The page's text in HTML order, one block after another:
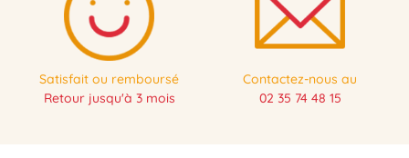
Satisfait ou remboursé
Retour jusqu'à 3 mois
Contactez-nous au
02 35 74 48 15